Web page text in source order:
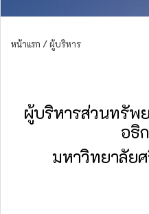
หน้าแรก /ผู้บริหาร
ผู้บริหารส่วนทรัพ
อธิ
มหาวิทยาลัย